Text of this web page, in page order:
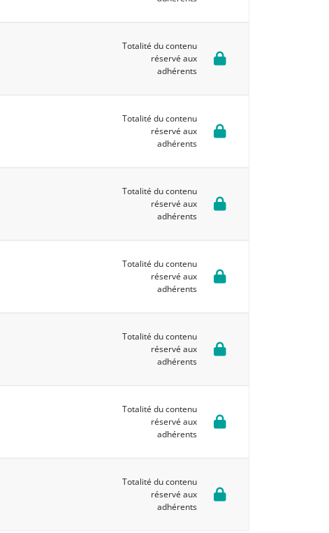
Totalité du contenu
réservé aux
adhérents
Totalité du contenu
réservé aux
adhérents
Totalité du contenu
réservé aux
adhérents
Totalité du contenu
réservé aux
adhérents
Totalité du contenu
réservé aux
adhérents
Totalité du contenu
réservé aux
adhérents
Totalité du contenu
réservé aux
adhérents